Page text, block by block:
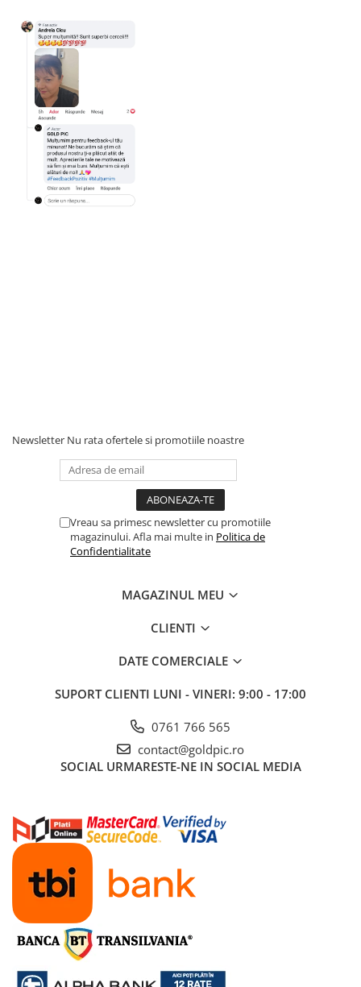
Newsletter Nu rata ofertele si promotiile noastre
Vreau sa primesc newsletter cu promotiile
magazinului. Afla mai multe in Politica de
Confidentialitate
MAGAZINUL MEU
CLIENTI
DATE COMERCIALE
SUPORT CLIENTI LUNI - VINERI: 9:00 - 17:00
0761 766 565
contact@goldpic.ro
SOCIAL URMARESTE-NE IN SOCIAL MEDIA